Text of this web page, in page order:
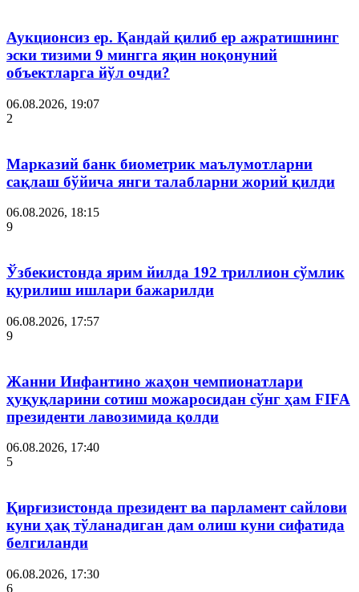
Аукционсиз ер. Қандай қилиб ер ажратишнинг
эски тизими 9 мингга яқин ноқонуний
объектларга йўл очди?
06.08.2026, 19:07
2
Марказий банк биометрик маълумотларни
сақлаш бўйича янги талабларни жорий қилди
06.08.2026, 18:15
9
Ўзбекистонда ярим йилда 192 триллион сўмлик
қурилиш ишлари бажарилди
06.08.2026, 17:57
9
Жанни Инфантино жаҳон чемпионатлари
ҳуқуқларини сотиш можаросидан сўнг ҳам FIFA
президенти лавозимида қолди
06.08.2026, 17:40
5
Қирғизистонда президент ва парламент сайлови
куни ҳақ тўланадиган дам олиш куни сифатида
белгиланди
06.08.2026, 17:30
6